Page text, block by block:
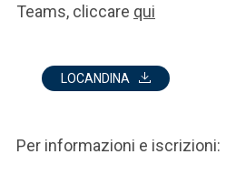
Teams, cliccare qui
LOCANDINA
Per informazioni e iscrizioni: